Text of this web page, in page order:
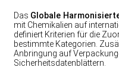
Das Globale
mit Chemikalien auf
definiert Kriterien für die
bestimmte Kategorien.
Anbringung auf
Sicherheitsdatenblättern.